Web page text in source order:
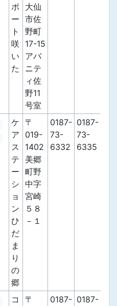
ポ
ー
ト
咲
い
た
大仙
市佐
野町
17-15
アバ
ニテ
ィ佐
野11
号室
ケ
ア
ス
テ
ー
シ
ョ
ン
ひ
だ
ま
り
の
郷
〒
019-
1402
美郷
町野
中字
宮崎
５８
－１
0187-
73-
6332
0187-
73-
6335
コ
〒
0187- 0187-